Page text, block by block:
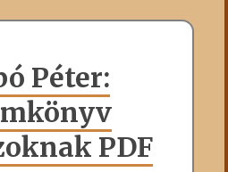
Péter:
PDF